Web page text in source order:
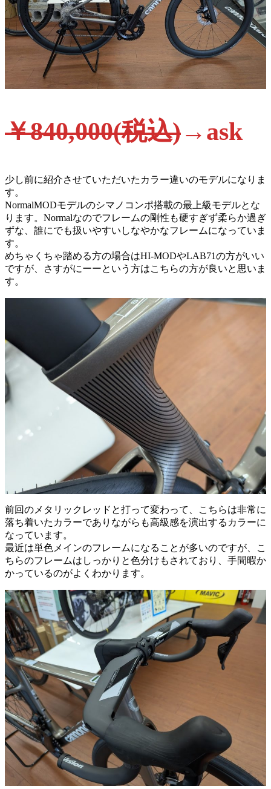
￥840,000(税込)→ask
少し前に紹介させていただいたカラー違いのモデルになりま
す。
NormalMODモデルのシマノコンポ搭載の最上級モデルとな
ります。Normalなのでフレームの剛性も硬すぎず柔らか過ぎ
ずな、誰にでも扱いやすいしなやかなフレームになっていま
す。
めちゃくちゃ踏める方の場合はHI-MODやLAB71の方がいい
ですが、さすがにーーという方はこちらの方が良いと思いま
す。
前回のメタリックレッドと打って変わって、こちらは非常に
落ち着いたカラーでありながらも高級感を演出するカラーに
なっています。
最近は単色メインのフレームになることが多いのですが、こ
ちらのフレームはしっかりと色分けもされており、手間暇か
かっているのがよくわかります。